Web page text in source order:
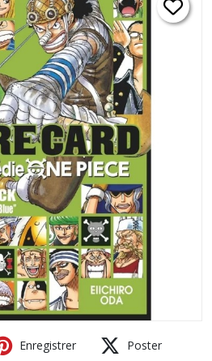
Enregistrer Poster